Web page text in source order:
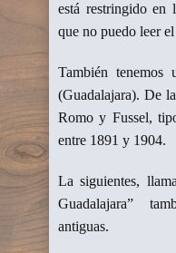
está restringido
que no puedo leer
También tenemos
(Guadalajara). De
Romo y Fussel,
entre 1891 y 1904.
La siguientes,
Guadalajara”
antiguas.